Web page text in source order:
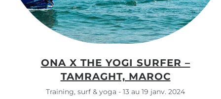
ONA X THE YOGI SURFER –
TAMRAGHT, MAROC
Training, surf & yoga - 13 au 19 janv. 2024